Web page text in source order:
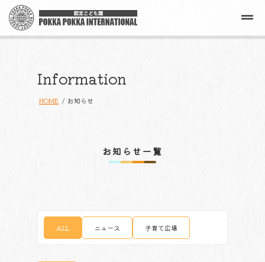
Information
HOME お知らせ
お知らせ一覧
ALL ニュース 子育て広場